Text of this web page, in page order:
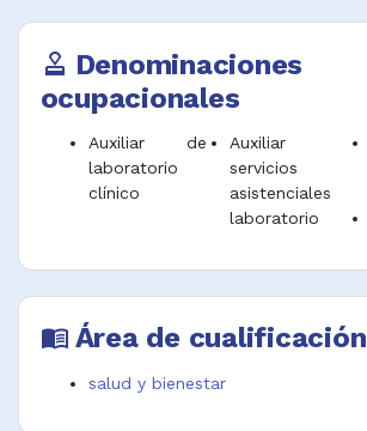
approval Denominaciones
ocupacionales
Auxiliar de
laboratorio
clínico
Auxiliar
servicios
asistenciales
laboratorio
menu_book Área de cualificación
salud y bienestar